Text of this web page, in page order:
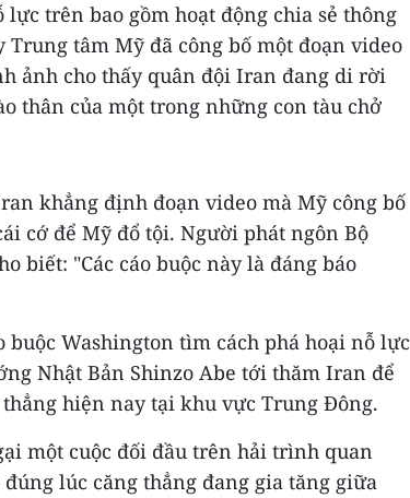
trên bao gồm hoạt động chia sẻ thông
tâm Mỹ đã công bố một đoạn video
ảnh cho thấy quân đội Iran đang di rời
thân của một trong những con tàu chở
khẳng định đoạn video mà Mỹ công bố
cớ để Mỹ đổ tội. Người phát ngôn Bộ
biết: "Các cáo buộc này là đáng báo
Washington tìm cách phá hoại nỗ lực
Nhật Bản Shinzo Abe tới thăm Iran để
hiện nay tại khu vực Trung Đông.
một cuộc đối đầu trên hải trình quan
lúc căng thẳng đang gia tăng giữa